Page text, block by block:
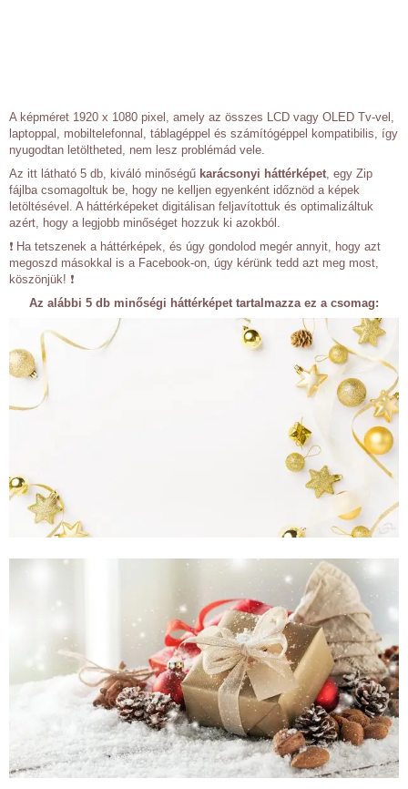
A képméret 1920 x 1080 pixel, amely az összes LCD vagy OLED Tv-vel,
laptoppal, mobiltelefonnal, táblagéppel és számítógéppel kompatibilis, így
nyugodtan letöltheted, nem lesz problémád vele.
Az itt látható 5 db, kiváló minőségű karácsonyi háttérképet , egy Zip
fájlba csomagoltuk be, hogy ne kelljen egyenként időznöd a képek
letöltésével. A háttérképeket digitálisan feljavítottuk és optimalizáltuk
azért, hogy a legjobb minőséget hozzuk ki azokból.
❗ Ha tetszenek a háttérképek, és úgy gondolod megér annyit, hogy azt
megoszd másokkal is a Facebook-on, úgy kérünk tedd azt meg most,
köszönjük! ❗
Az alábbi 5 db minőségi háttérképet tartalmazza ez a csomag: